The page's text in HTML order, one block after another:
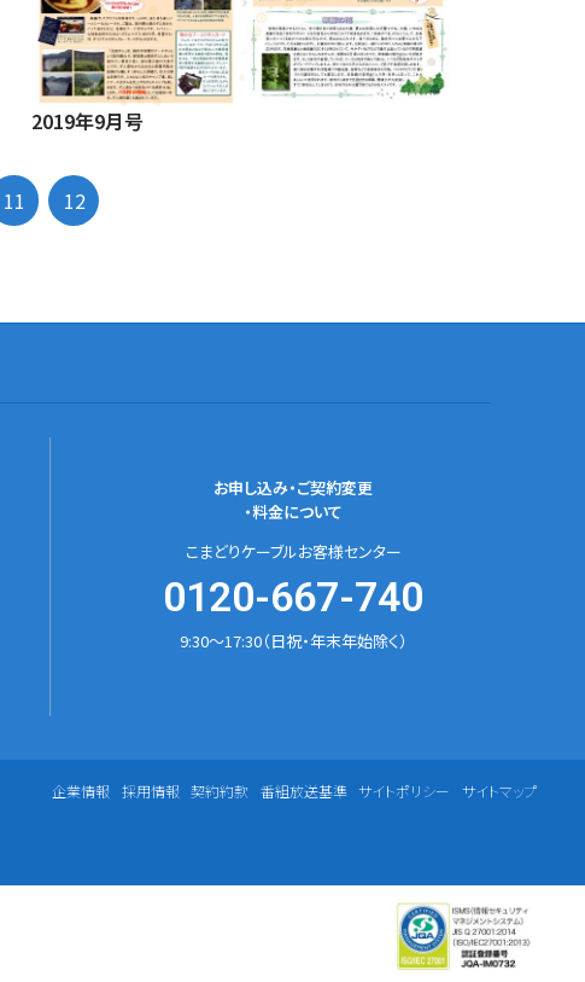
2019年9月号
11 12
お申し込み・ご契約変更
・料金について
こまどりケーブルお客様センター
0120-667-740
9:30～17:30（日祝・年末年始除く）
企業情報 採用情報 契約約款 番組放送基準 サイトポリシー サイトマップ